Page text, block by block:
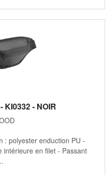
KI0332 - NOIR
: polyester enduction PU -
intérieure en filet - Passant